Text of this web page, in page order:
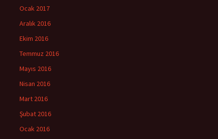
Ocak 2017
Aralık 2016
Ekim 2016
Temmuz 2016
Mayıs 2016
Nisan 2016
Mart 2016
Şubat 2016
Ocak 2016